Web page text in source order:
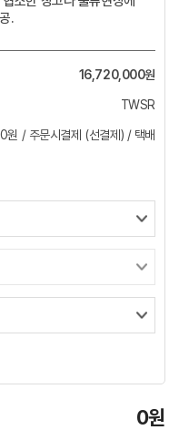
.
16,720,000원
TWSR
0원 / 주문시결제 (선결제) / 택배
0원